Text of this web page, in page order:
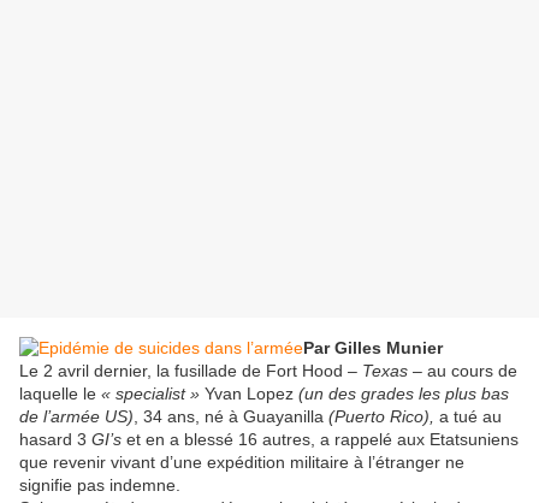
Par Gilles Munier
Le 2 avril dernier, la fusillade de Fort Hood – Texas – au cours de
laquelle le « specialist » Yvan Lopez (un des grades les plus bas
de l’armée US) , 34 ans, né à Guayanilla (Puerto Rico), a tué au
hasard 3 GI’s et en a blessé 16 autres, a rappelé aux Etatsuniens
que revenir vivant d’une expédition militaire à l’étranger ne
signifie pas indemne.